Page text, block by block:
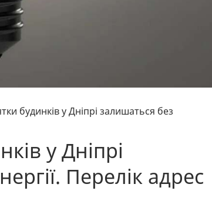
будинків у Дніпрі залишаться без
у Дніпрі
Перелік адрес